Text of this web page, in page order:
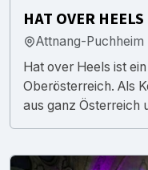
HAT OVER HEELS
Attnang-Puchheim
Hat over Heels ist
Oberösterreich. Als
aus ganz Österreich